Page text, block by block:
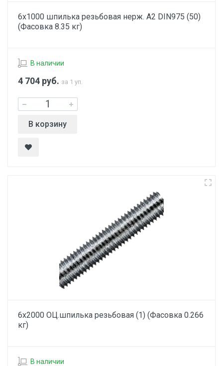
6х1000 шпилька резьбовая нерж. А2 DIN975 (50)
(Фасовка 8.35 кг)
В наличии
4 704 руб. за 1 уп.
В корзину
6х2000 ОЦ.шпилька резьбовая (1) (Фасовка 0.266
кг)
В наличии